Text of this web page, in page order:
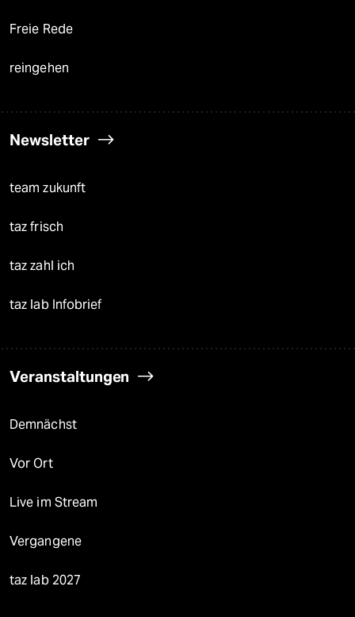
Freie Rede
reingehen
Newsletter
team zukunft
taz frisch
taz zahl ich
taz lab Infobrief
Veranstaltungen
Demnächst
Vor Ort
Live im Stream
Vergangene
taz lab 2027